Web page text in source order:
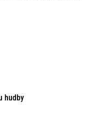
hudby